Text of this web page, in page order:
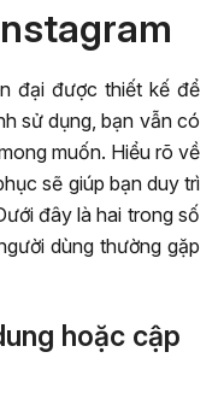
đại được thiết kế để
sử dụng, bạn vẫn có
muốn. Hiểu rõ về
sẽ giúp bạn duy trì
đây là hai trong số
dùng thường gặp
hoặc cập